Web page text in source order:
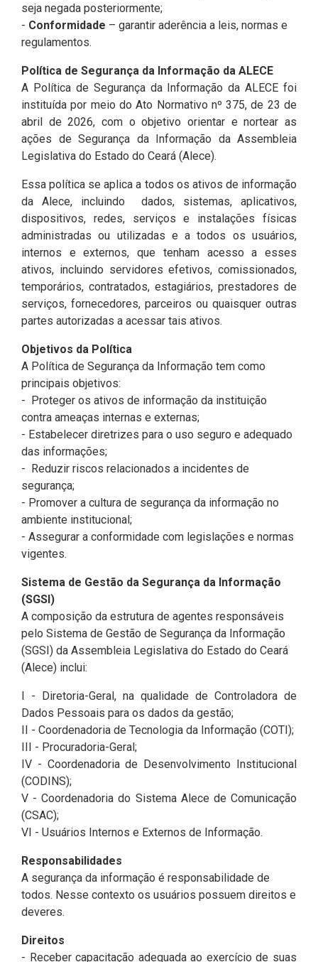
2ª Companhia de Polícia de
Guarda (2ª CPG)
Departamento de
Documentação e Informação
seja negada posteriormente;
- Conformidade – garantir aderência a leis, normas e
regulamentos.
Política de Segurança da Informação da ALECE
A Política de Segurança da Informação da ALECE foi
instituída por meio do Ato Normativo nº 375, de 23 de
abril de 2026, com o objetivo orientar e nortear as
ações de Segurança da Informação da Assembleia
Legislativa do Estado do Ceará (Alece).
Essa política se aplica a todos os ativos de informação
da Alece, incluindo dados, sistemas, aplicativos,
dispositivos, redes, serviços e instalações físicas
administradas ou utilizadas e a todos os usuários,
internos e externos, que tenham acesso a esses
ativos, incluindo servidores efetivos, comissionados,
temporários, contratados, estagiários, prestadores de
serviços, fornecedores, parceiros ou quaisquer outras
partes autorizadas a acessar tais ativos.
Objetivos da Política
A Política de Segurança da Informação tem como
principais objetivos:
- Proteger os ativos de informação da instituição
contra ameaças internas e externas;
- Estabelecer diretrizes para o uso seguro e adequado
das informações;
- Reduzir riscos relacionados a incidentes de
segurança;
- Promover a cultura de segurança da informação no
ambiente institucional;
- Assegurar a conformidade com legislações e normas
vigentes.
Sistema de Gestão da Segurança da Informação
(SGSI)
A composição da estrutura de agentes responsáveis
pelo Sistema de Gestão de Segurança da Informação
(SGSI) da Assembleia Legislativa do Estado do Ceará
(Alece) inclui:
I - Diretoria-Geral, na qualidade de Controladora de
Dados Pessoais para os dados da gestão;
II - Coordenadoria de Tecnologia da Informação (COTI);
III - Procuradoria-Geral;
IV - Coordenadoria de Desenvolvimento Institucional
(CODINS);
V - Coordenadoria do Sistema Alece de Comunicação
(CSAC);
VI - Usuários Internos e Externos de Informação.
Responsabilidades
A segurança da informação é responsabilidade de
todos. Nesse contexto os usuários possuem direitos e
deveres.
Direitos
- Receber capacitação adequada ao exercício de suas